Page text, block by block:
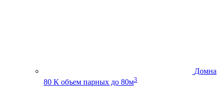
Домна
80 К объем парных до 80м3